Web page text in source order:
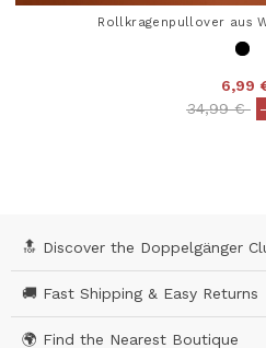
Rollkragenpullover aus
6,99
Price
34,99 €to
🔝 Discover the Doppelgänger
🚚 Fast Shipping & Easy Returns
🌍 Find the Nearest Boutique